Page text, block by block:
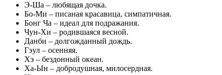
Э-Ша – любящая дочка.
Бо-Ми – писаная красавица, симпатичная.
Бонг Ча – идеал для подражания.
Чун-Хи – родившаяся весной.
Данби – долгожданный дождь.
Гэул – осенняя.
Хэ – бездонный океан.
Ха-Ын – добродушная, милосердная.